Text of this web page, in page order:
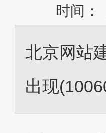
时间：
北京网站
出现